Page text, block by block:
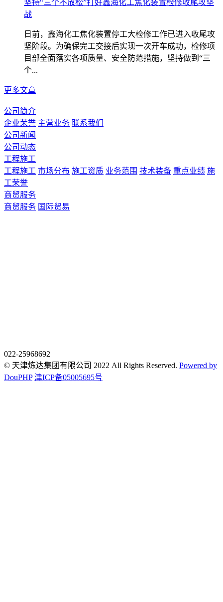
坚持“三个不放松”打好鑫海化工焦化装置检修收尾攻坚
战
日前，鑫海化工焦化装置停工大检修工作已进入收尾攻
坚阶段。为确保完工交接后实现一次开车成功，检修项
目部全面落实各项质量、安全防范措施，坚持做到“三
个...
更多文章
公司简介
企业荣誉 主营业务 联系我们
公司新闻
公司动态
工程施工
工程施工 市场分布 施工资质 业务范围 技术装备 重点业绩 施
工荣誉
商贸服务
商贸服务 国际贸易
022-25968692
© 天津炼达集团有限公司 2022 All Rights Reserved. Powered by
DouPHP 津ICP备05005695号